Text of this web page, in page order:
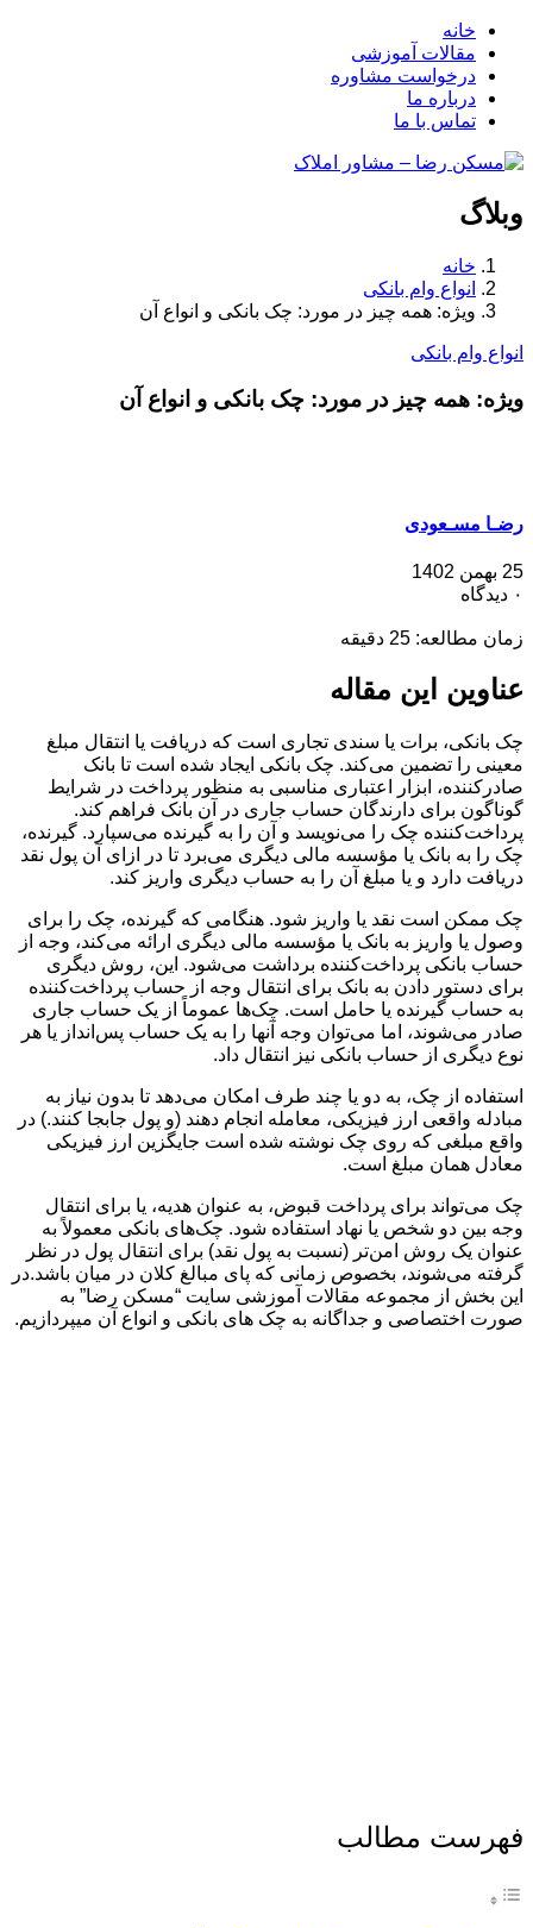
خانه
مقالات آموزشی
درخواست مشاوره
درباره ما
تماس با ما
وبلاگ
خانه
انواع وام بانکی
ویژه: همه چیز در مورد: چک بانکی و انواع آن
انواع وام بانکی
ویژه: همه چیز در مورد: چک بانکی و انواع آن
رضـا مسـعودی
25 بهمن 1402
۰ دیدگاه
زمان مطالعه: 25 دقیقه
عناوین این مقاله
چک بانکی، برات یا سندی تجاری است که دریافت یا انتقال مبلغ
معینی را تضمین می‌کند. چک بانکی ایجاد شده است تا بانک
صادرکننده، ابزار اعتباری مناسبی به منظور پرداخت‌ در شرایط
گوناگون برای دارندگان حساب جاری در آن بانک فراهم کند.
پرداخت‌کننده چک را می‌نویسد و آن را به گیرنده می‌سپارد. گیرنده،
چک را به بانک یا مؤسسه مالی دیگری می‌برد تا در ازای آن پول نقد
دریافت دارد و یا مبلغ آن را به حساب دیگری واریز کند.
چک ممکن است نقد یا واریز شود. هنگامی که گیرنده، چک را برای
وصول یا واریز به بانک یا مؤسسه مالی دیگری ارائه می‌کند، وجه از
حساب بانکی پرداخت‌کننده برداشت می‌شود. این، روش دیگری
برای دستور دادن به بانک برای انتقال وجه از حساب پرداخت‌کننده
به حساب گیرنده یا حامل است. چک‌ها عموماً از یک حساب جاری
صادر می‌شوند، اما می‌توان وجه آنها را به یک حساب پس‌انداز یا هر
نوع دیگری از حساب بانکی نیز انتقال داد.
استفاده از چک، به دو یا چند طرف امکان می‌دهد تا بدون نیاز به
مبادله واقعی ارز فیزیکی، معامله انجام دهند (و پول جابجا کنند.) در
واقع مبلغی که روی چک نوشته شده است جایگزین ارز فیزیکی
معادل همان مبلغ است.
چک می‌تواند برای پرداخت قبوض، به عنوان هدیه، یا برای انتقال
وجه بین دو شخص یا نهاد استفاده شود. چک‌های بانکی معمولاً به
عنوان یک روش امن‌تر (نسبت به پول نقد) برای انتقال پول در نظر
گرفته می‌شوند، بخصوص زمانی که پای مبالغ کلان در میان باشد.در
این بخش از مجموعه مقالات آموزشی سایت “مسکن رضا” به
صورت اختصاصی و جداگانه به چک های بانکی و انواع آن میپردازیم.
فهرست مطالب